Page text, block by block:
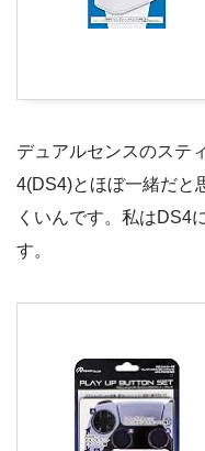
デュアルセンスのステ
4(DS4)とほぼ一緒だと
くいんです。私はDS4
す。